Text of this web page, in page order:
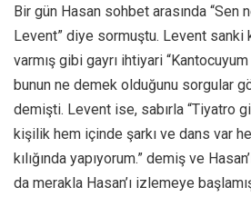
Bir gün Hasan sohbet arasında “Sen
Levent” diye sormuştu. Levent sanki
varmış gibi gayrı ihtiyari
bunun ne demek olduğunu sorgular
demişti. Levent ise, sabırla “Tiyatro
kişilik hem içinde şarkı ve dans var
kılığında yapıyorum.” demiş ve
da merakla Hasan’ı izlemeye